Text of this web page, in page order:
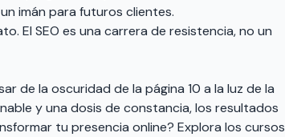
imán para futuros clientes.
El SEO es una carrera de resistencia, no un
de la oscuridad de la página 10 a la luz de la
y una dosis de constancia, los resultados
tu presencia online? Explora los cursos